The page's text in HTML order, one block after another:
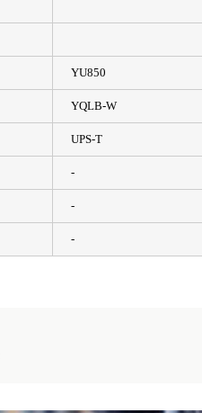
YU850
YQLB-W
UPS-T
-
-
-